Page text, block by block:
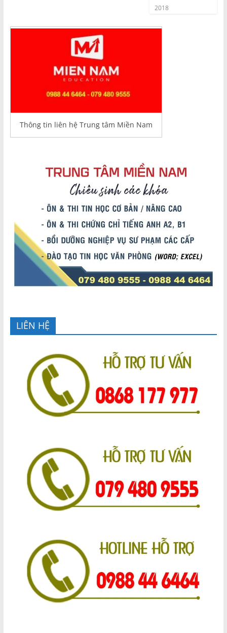
2018
Thông tin liên hệ Trung tâm Miền Nam
LIÊN HỆ